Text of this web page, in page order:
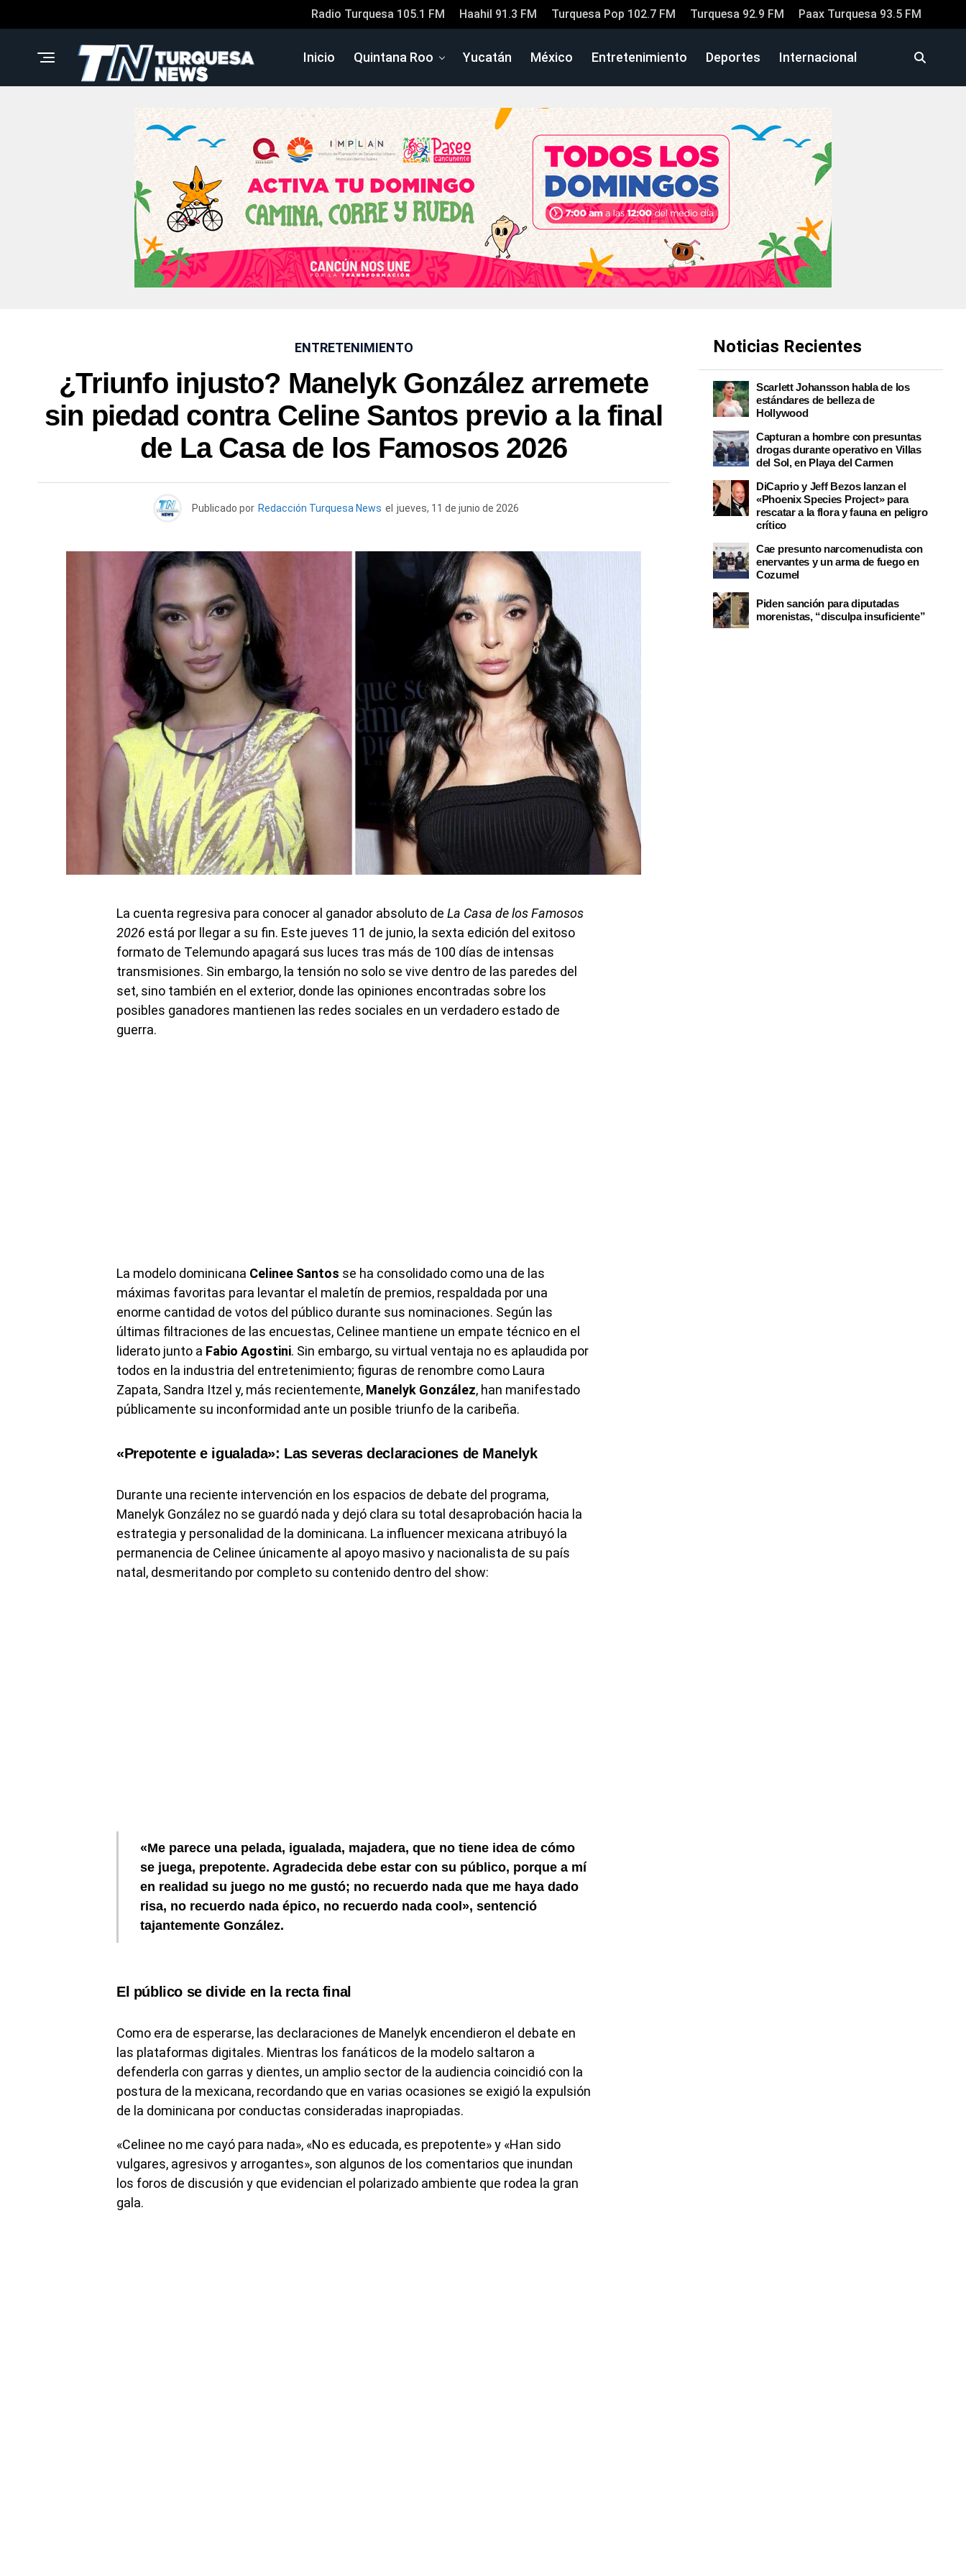
Radio Turquesa 105.1 FM Haahil 91.3 FM Turquesa Pop 102.7 FM Turquesa 92.9 FM Paax Turquesa 93.5 FM
Inicio Quintana Roo Yucatán México Entretenimiento Deportes Internacional
ENTRETENIMIENTO
¿Triunfo injusto? Manelyk González arremete
sin piedad contra Celine Santos previo a la final
de La Casa de los Famosos 2026
Publicado por Redacción Turquesa News el jueves, 11 de junio de 2026
La cuenta regresiva para conocer al ganador absoluto de La Casa de los Famosos
2026 está por llegar a su fin. Este jueves 11 de junio, la sexta edición del exitoso
formato de Telemundo apagará sus luces tras más de 100 días de intensas
transmisiones. Sin embargo, la tensión no solo se vive dentro de las paredes del
set, sino también en el exterior, donde las opiniones encontradas sobre los
posibles ganadores mantienen las redes sociales en un verdadero estado de
guerra.
La modelo dominicana Celinee Santos se ha consolidado como una de las
máximas favoritas para levantar el maletín de premios, respaldada por una
enorme cantidad de votos del público durante sus nominaciones. Según las
últimas filtraciones de las encuestas, Celinee mantiene un empate técnico en el
liderato junto a Fabio Agostini. Sin embargo, su virtual ventaja no es aplaudida por
todos en la industria del entretenimiento; figuras de renombre como Laura
Zapata, Sandra Itzel y, más recientemente, Manelyk González, han manifestado
públicamente su inconformidad ante un posible triunfo de la caribeña.
«Prepotente e igualada»: Las severas declaraciones de Manelyk
Durante una reciente intervención en los espacios de debate del programa,
Manelyk González no se guardó nada y dejó clara su total desaprobación hacia la
estrategia y personalidad de la dominicana. La influencer mexicana atribuyó la
permanencia de Celinee únicamente al apoyo masivo y nacionalista de su país
natal, desmeritando por completo su contenido dentro del show:
«Me parece una pelada, igualada, majadera, que no tiene idea de cómo
se juega, prepotente. Agradecida debe estar con su público, porque a mí
en realidad su juego no me gustó; no recuerdo nada que me haya dado
risa, no recuerdo nada épico, no recuerdo nada cool», sentenció
tajantemente González.
El público se divide en la recta final
Como era de esperarse, las declaraciones de Manelyk encendieron el debate en
las plataformas digitales. Mientras los fanáticos de la modelo saltaron a
defenderla con garras y dientes, un amplio sector de la audiencia coincidió con la
postura de la mexicana, recordando que en varias ocasiones se exigió la expulsión
de la dominicana por conductas consideradas inapropiadas.
«Celinee no me cayó para nada», «No es educada, es prepotente» y «Han sido
vulgares, agresivos y arrogantes», son algunos de los comentarios que inundan
los foros de discusión y que evidencian el polarizado ambiente que rodea la gran
gala.
Noticias Recientes
Scarlett Johansson habla de los
estándares de belleza de
Hollywood
Capturan a hombre con presuntas
drogas durante operativo en Villas
del Sol, en Playa del Carmen
DiCaprio y Jeff Bezos lanzan el
«Phoenix Species Project» para
rescatar a la flora y fauna en peligro
crítico
Cae presunto narcomenudista con
enervantes y un arma de fuego en
Cozumel
Piden sanción para diputadas
morenistas, “disculpa insuficiente”